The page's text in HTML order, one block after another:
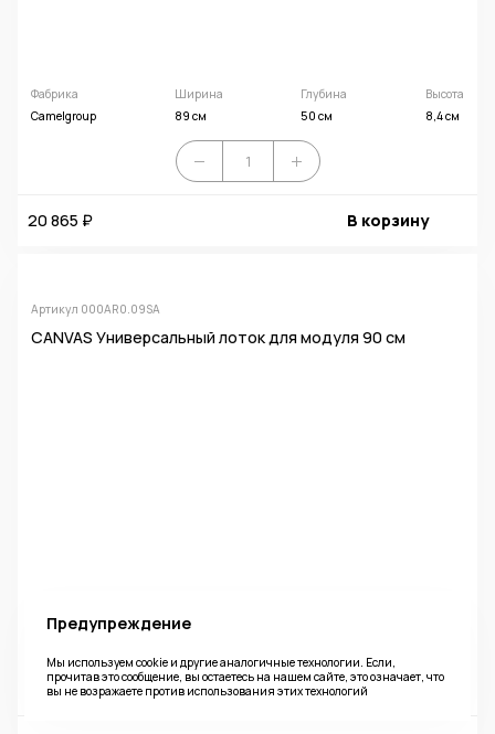
Фабрика
Camelgroup
Ширина
89 см
Глубина
50 см
Высота
8,4 см
20 865 ₽ В корзину
Артикул 000AR0.09SA
CANVAS Универсальный лоток для модуля 90 см
Фабрика
Camelgroup
Предупреждение
Мы используем cookie и другие аналогичные технологии. Если,
прочитав это сообщение, вы остаетесь на нашем сайте, это означает, что
вы не возражаете против использования этих технологий